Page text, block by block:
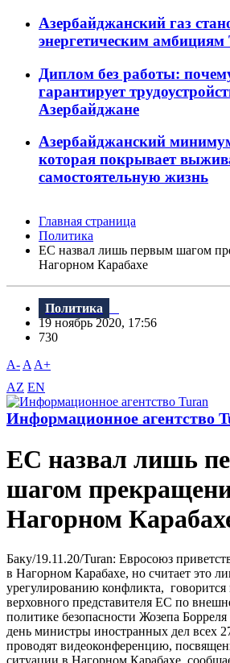
Азербайджанский газ
энергетическим
Диплом без работы:
гарантирует
Азербайджане
Азербайджанский
которая покрывает
самостоятельную жизнь
Главная страница
Политика
ЕС назвал лишь первым шагом
Нагорном Карабахе
Политика
19 ноябрь 2020, 17:56
730
A- A A+
AZ EN
Информационное агентство
ЕС назвал лишь
шагом
Нагорном
Баку/19.11.20/Turan: Евросоюз
в Нагорном Карабахе, но считает это
урегулированию конфликта, говорится
верховного представителя ЕС по
политике безопасности Жозепа
день министры иностранных дел всех
проводят видеоконференцию,
ситуации в Нагорном Карабахе,